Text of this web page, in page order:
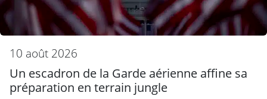
10 août 2026
Un escadron de la Garde aérienne affine sa
préparation en terrain jungle